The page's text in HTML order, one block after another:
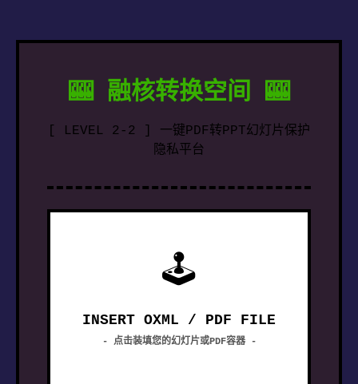
🎰 融核转换空间 🎰
[ LEVEL 2-2 ] 一键PDF转PPT幻灯片保护
隐私平台
🕹
INSERT OXML / PDF FILE
- 点击装填您的幻灯片或PDF容器 -